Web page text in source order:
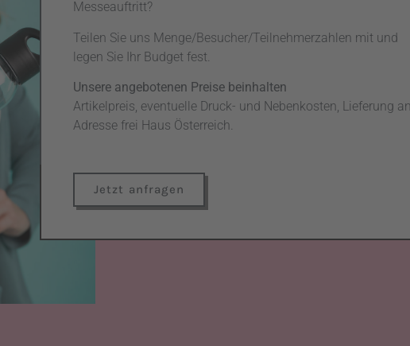
Messeauftritt?
Teilen Sie uns Menge/Besucher/Teilnehmerzahlen mit und
legen Sie Ihr Budget fest.
Unsere angebotenen Preise beinhalten
Artikelpreis, eventuelle Druck- und Nebenkosten, Lieferung
Adresse frei Haus Österreich.
Jetzt anfragen